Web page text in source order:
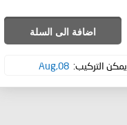
اضافة الى السلة
يمكن التركيب: 08,Aug